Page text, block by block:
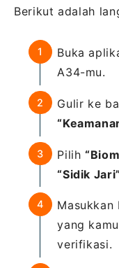
Berikut adalah
Buka
A34-mu.
Gulir ke
Pilih
“Sidik Jari”
Masukkan
yang
verifikasi.